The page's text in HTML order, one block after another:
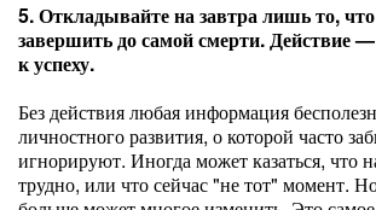
5. Откладывайте на завтра лишь то,
завершить до самой смерти. Действие
к успеху.
Без действия любая информация
личностного развития, о которой часто
игнорируют. Иногда может казаться, что
трудно, или что сейчас "не тот" момент.